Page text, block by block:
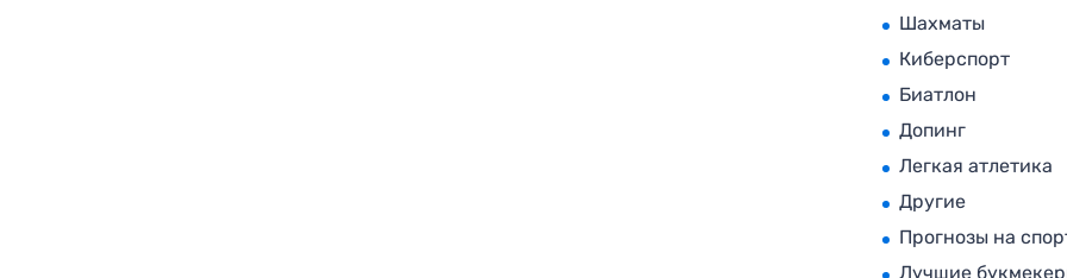
Шахматы
Киберспорт
Биатлон
Допинг
Легкая атлетика
Другие
Прогнозы на
Лучшие